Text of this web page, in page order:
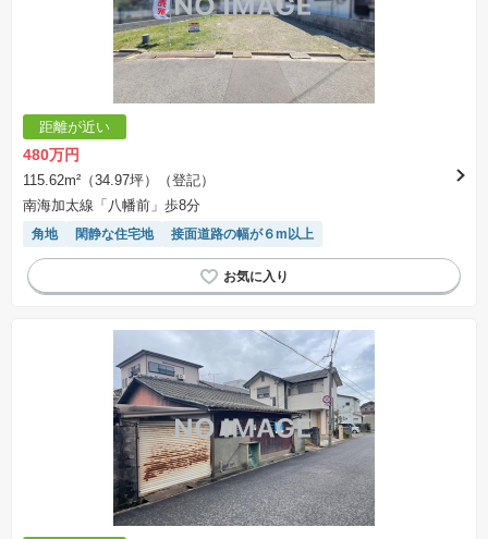
距離が近い
480万円
115.62m²（34.97坪）（登記）
南海加太線「八幡前」歩8分
角地 閑静な住宅地 接面道路の幅が６m以上